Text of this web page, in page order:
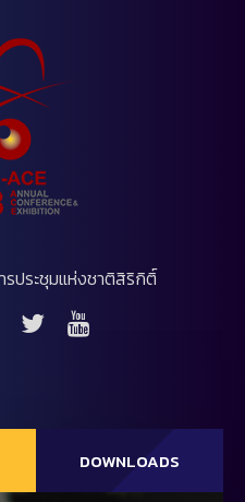
ประชุมแห่งชาติสิริกิติ์
DOWNLOADS